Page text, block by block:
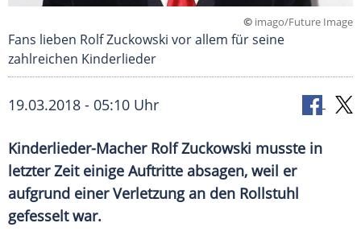
© imago/Future Image
Fans lieben Rolf Zuckowski vor allem für seine
zahlreichen Kinderlieder
19.03.2018 - 05:10 Uhr
Kinderlieder-Macher Rolf Zuckowski musste in
letzter Zeit einige Auftritte absagen, weil er
aufgrund einer Verletzung an den Rollstuhl
gefesselt war.